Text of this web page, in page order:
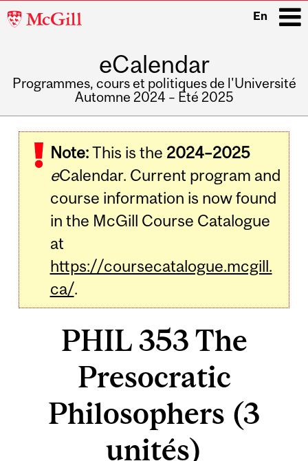
McGill
En
eCalendar
Programmes, cours et politiques de l'Université
Automne 2024 – Été 2025
navigation
Note:This is the 2024–2025
eCalendar. Current program and
course information is now found
in the McGill Course Catalogue
at
https://coursecatalogue.mcgill.
ca/.
PHIL 353 The
Presocratic
Philosophers (3
unités)